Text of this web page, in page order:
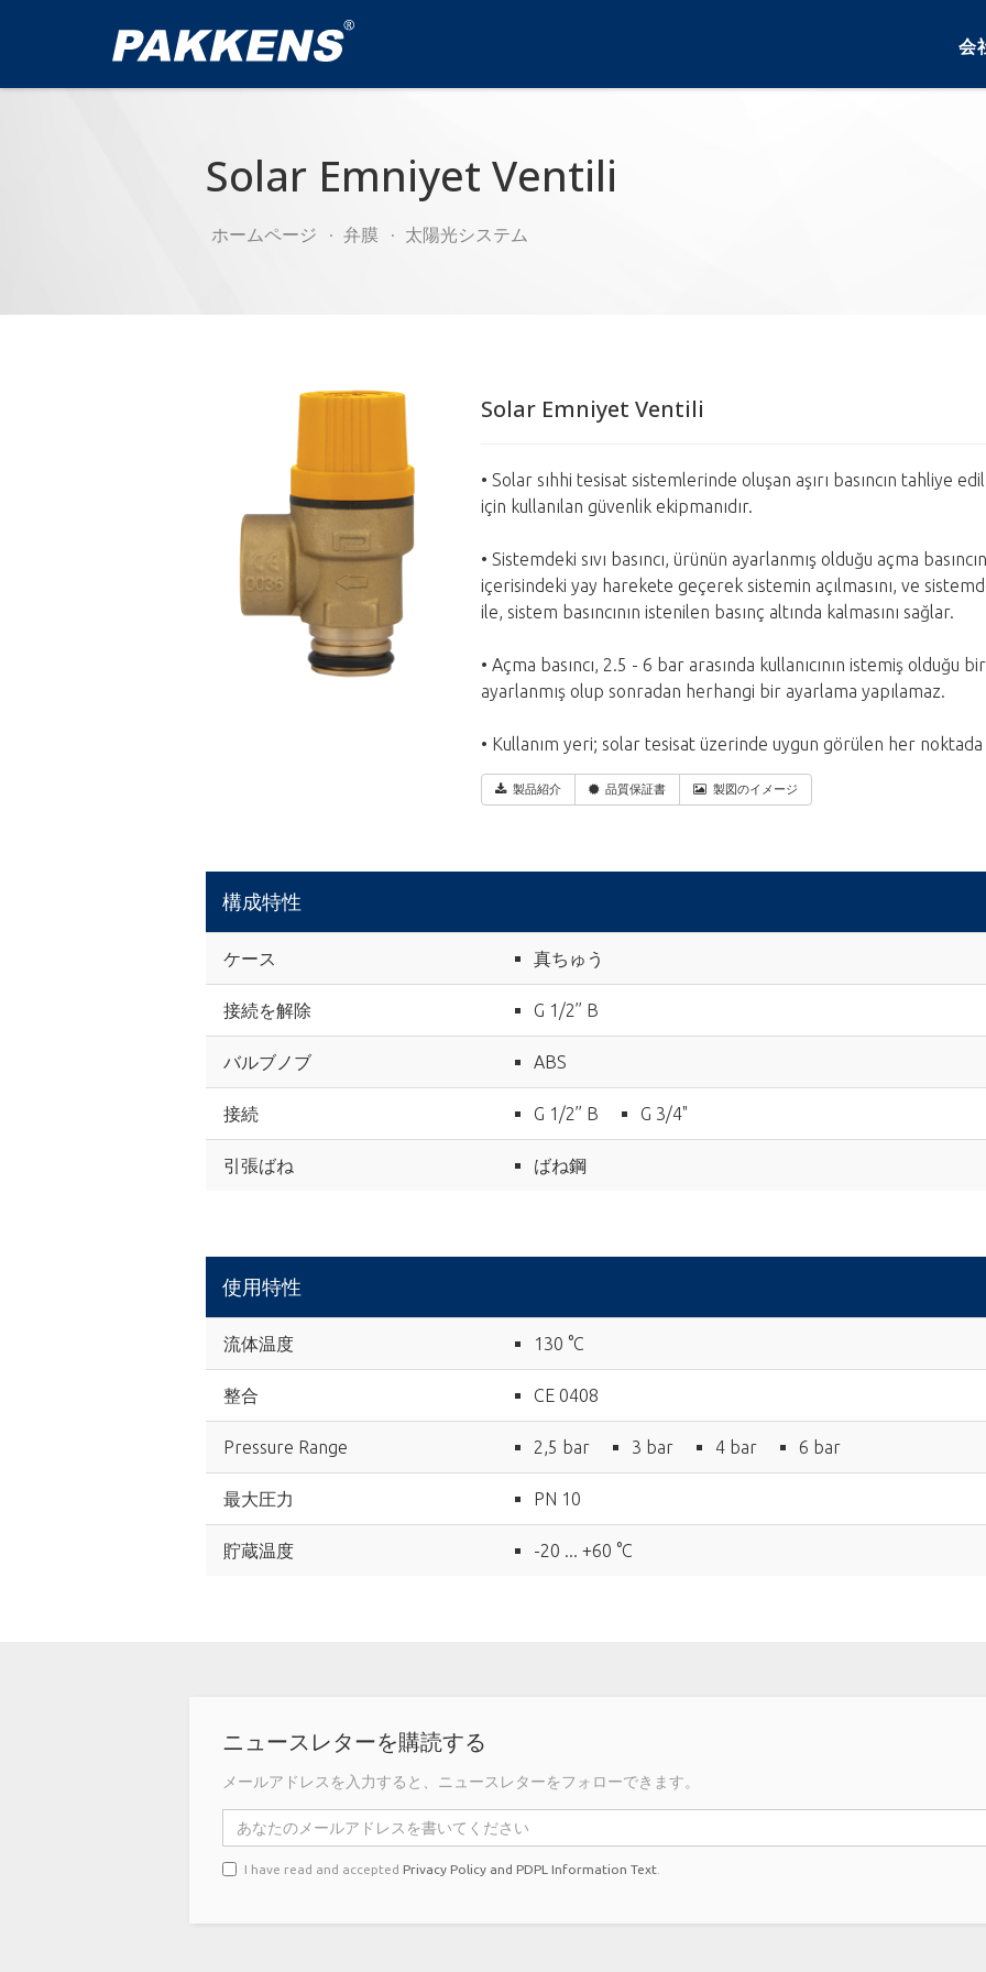
会
Solar Emniyet Ventili
ホームページ 弁膜 太陽光システム
Solar Emniyet Ventili
• Solar sıhhi tesisat sistemlerinde oluşan aşırı basıncın tahliye
için kullanılan güvenlik ekipmanıdır.
• Sistemdeki sıvı basıncı, ürünün ayarlanmış olduğu açma
içerisindeki yay harekete geçerek sistemin açılmasını, ve
ile, sistem basıncının istenilen basınç altında kalmasını sağlar.
• Açma basıncı, 2.5 - 6 bar arasında kullanıcının istemiş olduğu
ayarlanmış olup sonradan herhangi bir ayarlama yapılamaz.
• Kullanım yeri; solar tesisat üzerinde uygun görülen her noktada
製品紹介 品質保証書 製図のイメージ
構成特性
ケース 真ちゅう
接続を解除 G 1/2’’ B
バルブノブ ABS
接続 G 1/2’’ B G 3/4"
引張ばね ばね鋼
使用特性
流体温度 130 °C
整合 CE 0408
Pressure Range 2,5 bar 3 bar 4 bar 6 bar
最大圧力 PN 10
貯蔵温度 -20 ... +60 °C
ニュースレターを購読する
メールアドレスを入力すると、ニュースレターをフォローできます。
I have read and accepted Privacy Policy and PDPL Information Text